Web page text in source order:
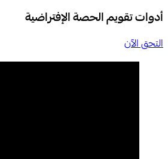
أدوات تقويم الحصة الإفتراضية
التحق الآن